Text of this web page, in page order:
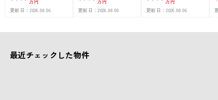
更新日：2026.08.06
更新日：2026.08.06
更新日：2026.08.06
最近チェックした物件